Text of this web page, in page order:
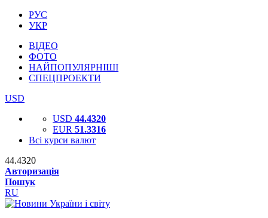
РУС
УКР
ВІДЕО
ФОТО
НАЙПОПУЛЯРНІШІ
СПЕЦПРОЕКТИ
USD
USD 44.4320
EUR 51.3316
Всі курси валют
44.4320
Авторизація
Пошук
RU